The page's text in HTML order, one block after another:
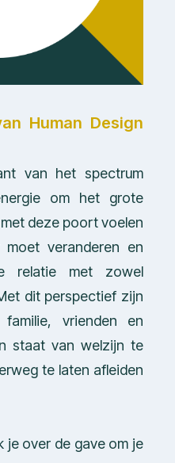
Human Design
van het spectrum
om het grote
deze poort voelen
veranderen en
relatie met zowel
dit perspectief zijn
vrienden en
staat van welzijn te
te laten afleiden
over de gave om je